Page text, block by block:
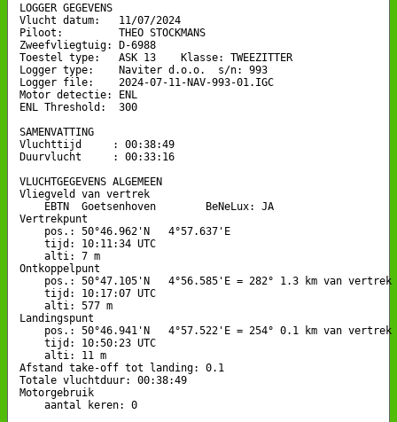
LOGGER GEGEVENS
Vlucht datum:   11/07/2024
Piloot:         THEO STOCKMANS
Zweefvliegtuig: D-6988
Toestel type:   ASK 13    Klasse: TWEEZITTER
Logger type:    Naviter d.o.o.  s/n: 993
Logger file:    2024-07-11-NAV-993-01.IGC
Motor detectie: ENL
ENL Threshold:  300
SAMENVATTING
Vluchttijd     : 00:38:49
Duurvlucht     : 00:33:16
VLUCHTGEGEVENS ALGEMEEN
Vliegveld van vertrek
    EBTN  Goetsenhoven        BeNeLux: JA
Vertrekpunt
    pos.: 50°46.962'N   4°57.637'E
    tijd: 10:11:34 UTC
    alti: 7 m
Ontkoppelpunt
    pos.: 50°47.105'N   4°56.585'E = 282° 1.3 km van vertrek
    tijd: 10:17:07 UTC
    alti: 577 m
Landingspunt
    pos.: 50°46.941'N   4°57.522'E = 254° 0.1 km van vertrek
    tijd: 10:50:23 UTC
    alti: 11 m
Afstand take-off tot landing: 0.1
Totale vluchtduur: 00:38:49
Motorgebruik
    aantal keren: 0